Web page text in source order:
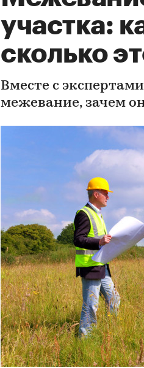
участка:
сколько
Вместе с
межевание, зачем